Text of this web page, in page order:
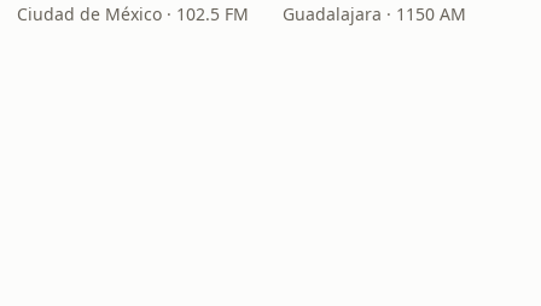
Ciudad de México · 102.5 FM Guadalajara · 1150 AM